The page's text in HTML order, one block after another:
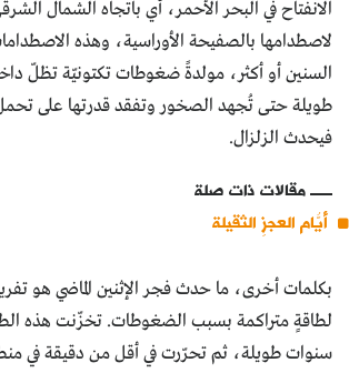
الانفتاح في البحر الأحمر، أي باتجاه الشمال
لاصطدامها بالصفيحة الأوراسية، وهذه
السنين أو أكثر، مولدةً ضغوطات تكتونيّة تظلّ
طويلة حتى تُجهد الصخور وتفقد قدرتها على
فيحدث الزلزال.
مقالات ذات صلة
أيّامُ العجزِ الثقيلة
بكلمات أخرى، ما حدث فجر الإثنين الماضي هو
لطاقةٍ متراكمة بسبب الضغوطات. تخزّنت هذه
سنوات طويلة، ثم تحرّرت في أقل من دقيقة في